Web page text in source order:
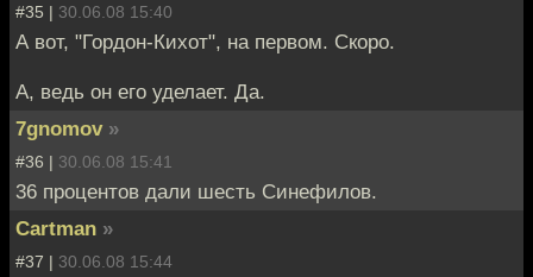
#35 | 30.06.08 15:40
А вот, "Гордон-Кихот", на первом. Скоро.
А, ведь он его уделает. Да.
7gnomov »
#36 | 30.06.08 15:41
36 процентов дали шесть Синефилов.
Cartman »
#37 | 30.06.08 15:44